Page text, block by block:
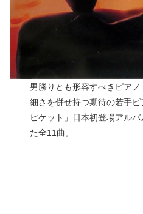
男勝りとも形容すべきピア
細さを併せ持つ期待の若手ピ
ピケット」日本初登場アル
た全11曲。